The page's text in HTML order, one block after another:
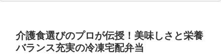
介護食選びのプロが伝授！美味しさと栄養
バランス充実の冷凍宅配弁当